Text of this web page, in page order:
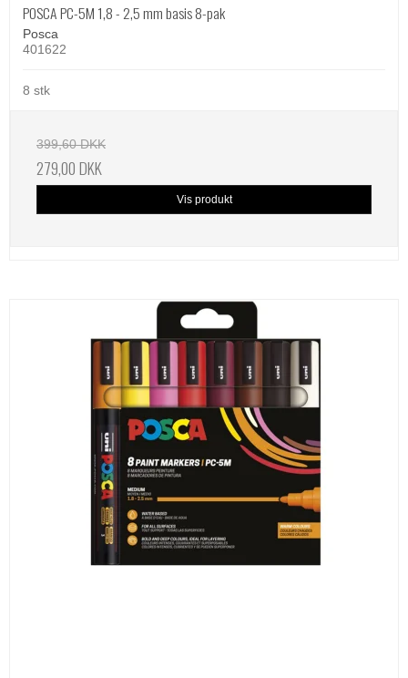
POSCA PC-5M 1,8 - 2,5 mm basis 8-pak
Posca
401622
8 stk
399,60 DKK
279,00 DKK
Vis produkt